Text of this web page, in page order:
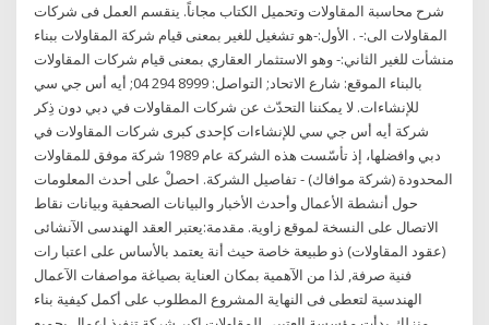
شرح محاسبة المقاولات وتحميل الكتاب مجاناً. ينقسم العمل فى شركات
المقاولات الى:- . الأول:-هو تشغيل للغير بمعنى قيام شركة المقاولات ببناء
منشأت للغير الثاني:- وهو الاستثمار العقاري بمعنى قيام شركات المقاولات
بالبناء الموقع: شارع الاتحاد; التواصل: 8999 294 04; أيه أس جي سي
للإنشاءات. لا يمكننا التحدّث عن شركات المقاولات في دبي دون ذِكر
شركة أيه أس جي سي للإنشاءات كإحدى كبرى شركات المقاولات في
دبي وافضلها، إذ تأسّست هذه الشركة عام 1989 شركة موفق للمقاولات
المحدودة (شركة موافاك) - تفاصيل الشركة. احصلْ على أحدث المعلومات
حول أنشطة الأعمال وأحدث الأخبار والبيانات الصحفية وبيانات نقاط
الاتصال على النسخة لموقع زاوية. مقدمة:يعتبر العقد الهندسى الآنشائى
(عقود المقاولات) ذو طبيعة خاصة حيث أنة يعتمد بالأساس على اعتبا رات
فنية صرفة, لذا من الآهمية بمكان العناية بصياغة مواصفات الآعمال
الهندسية لتعطى فى النهاية المشروع المطلوب على أكمل كيفية بناء